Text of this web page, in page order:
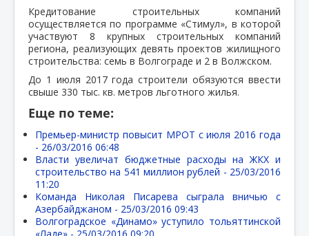
Кредитование строительных компаний
осуществляется по программе «Стимул», в которой
участвуют 8 крупных строительных компаний
региона, реализующих девять проектов жилищного
строительства: семь в Волгограде и 2 в Волжском.
До 1 июля 2017 года строители обязуются ввести
свыше 330 тыс. кв. метров льготного жилья.
Еще по теме:
Премьер-министр повысит МРОТ с июля 2016 года
- 26/03/2016 06:48
Власти увеличат бюджетные расходы на ЖКХ и
строительство на 541 миллион рублей - 25/03/2016
11:20
Команда Николая Писарева сыграла вничью с
Азербайджаном - 25/03/2016 09:43
Волгоградское «Динамо» уступило тольяттинской
«Ладе» - 25/03/2016 09:20